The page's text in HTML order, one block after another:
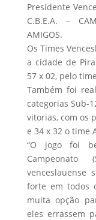
Presidente
C.B.E.A. –
AMIGOS.
Os Times
a cidade de
57 x 02, pelo
Também foi
categorias Sub-
vitorias, com os
e 34 x 32 o time
“O jogo foi
venceslauense
forte em todos
muita opção
eles errassem